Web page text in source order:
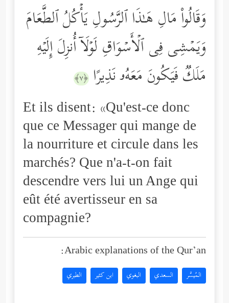
وَقَالُواْ مَالِ هَـٰذَا ٱلرَّسُولِ یَأۡكُلُ ٱلطَّعَامَ
وَیَمۡشِی فِی ٱلۡأَسۡوَاقِ لَوۡلَاۤ أُنزِلَ إِلَیۡهِ
مَلَكࣱ فَیَكُونَ مَعَهُۥ نَذِیرًا ﴿٧﴾
Et ils disent: «Qu'est-ce donc
que ce Messager qui mange de
la nourriture et circule dans les
marchés? Que n'a-t-on fait
descendre vers lui un Ange qui
eût été avertisseur en sa
compagnie?
Arabic explanations of the Qur’an:
المُيسَّر السعدي البغوي ابن كثير الطبري